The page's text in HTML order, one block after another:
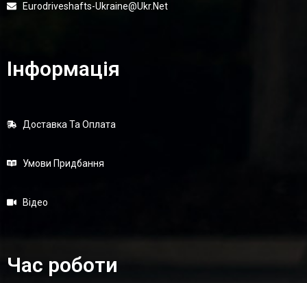
Eurodriveshafts-Ukraine@ukr.net
Інформація
Доставка Та Оплата
Умови Придбання
Відео
Час роботи